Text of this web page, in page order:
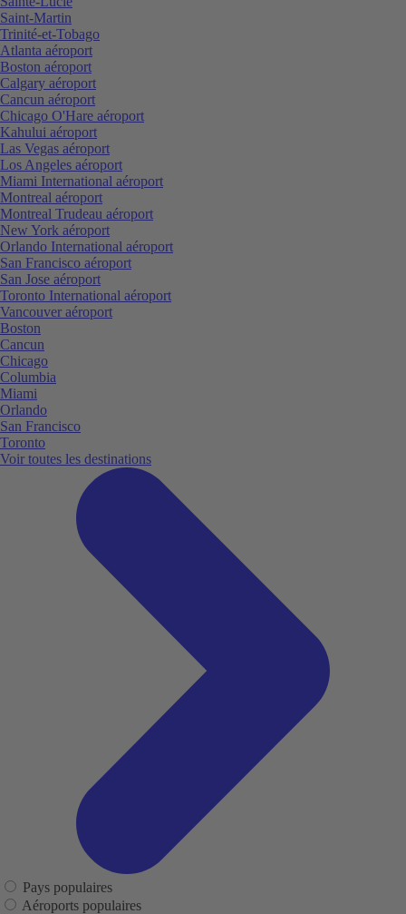
Saint-Martin
Trinité-et-Tobago
Atlanta aéroport
Boston aéroport
Calgary aéroport
Cancun aéroport
Chicago O'Hare aéroport
Kahului aéroport
Las Vegas aéroport
Los Angeles aéroport
Miami International aéroport
Montreal aéroport
Montreal Trudeau aéroport
New York aéroport
Orlando International aéroport
San Francisco aéroport
San Jose aéroport
Toronto International aéroport
Vancouver aéroport
Boston
Cancun
Chicago
Columbia
Miami
Orlando
San Francisco
Toronto
Voir toutes les destinations
Pays populaires
Aéroports populaires